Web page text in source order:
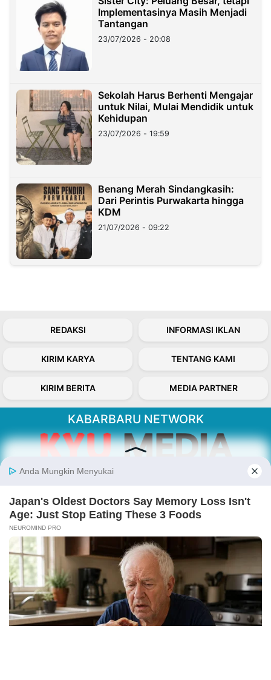
Implementasinya Masih Menjadi
Tantangan
23/07/2026 - 20:08
Sekolah Harus Berhenti Mengajar
untuk Nilai, Mulai Mendidik untuk
Kehidupan
23/07/2026 - 19:59
Benang Merah Sindangkasih:
Dari Perintis Purwakarta hingga
KDM
21/07/2026 - 09:22
REDAKSI INFORMASI IKLAN
KIRIM KARYA TENTANG KAMI
KIRIM BERITA MEDIA PARTNER
KABARBARU NETWORK
Kabarbaru.co menyajikan berita aktual dan
inspiratif dari sudut pandang berbaik sangka
Follow Kabarbaru